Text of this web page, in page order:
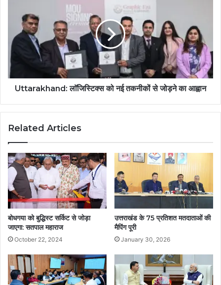
Uttarakhand: लाॅजिस्टिक्स को नई तकनीकों से जोड़ने का आह्वान
Related Articles
बोधगया को बुद्धिस्ट सर्किट से जोड़ा
जाएगा: सतपाल महाराज
October 22, 2024
उत्तराखंड के 75 प्रतिशत मतदाताओं की
मैपिंग पूरी
January 30, 2026